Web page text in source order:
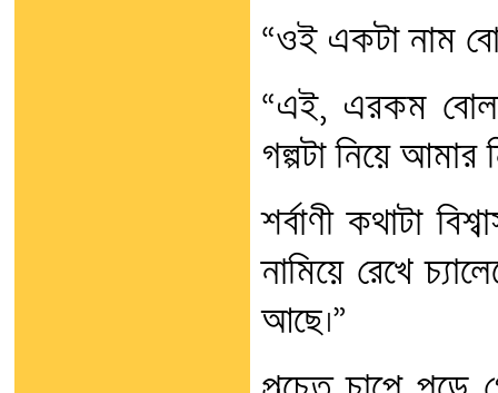
“ওই একটা নাম
“এই, এরকম বোল
গল্পটা নিয়ে
শর্বাণী কথাটা
নামিয়ে রেখে
আছে।”